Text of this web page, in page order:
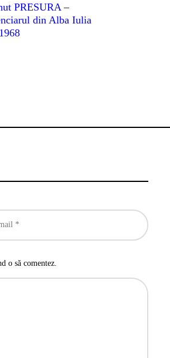
PRESURA –
din Alba Iulia
o să comentez.